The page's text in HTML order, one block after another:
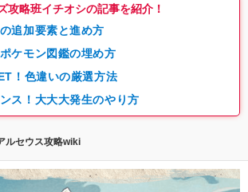
攻略班イチオシの記事を紹介！
追加要素と進め方
ケモン図鑑の埋め方
！色違いの厳選方法
ス！大大大発生のやり方
ルセウス攻略wiki